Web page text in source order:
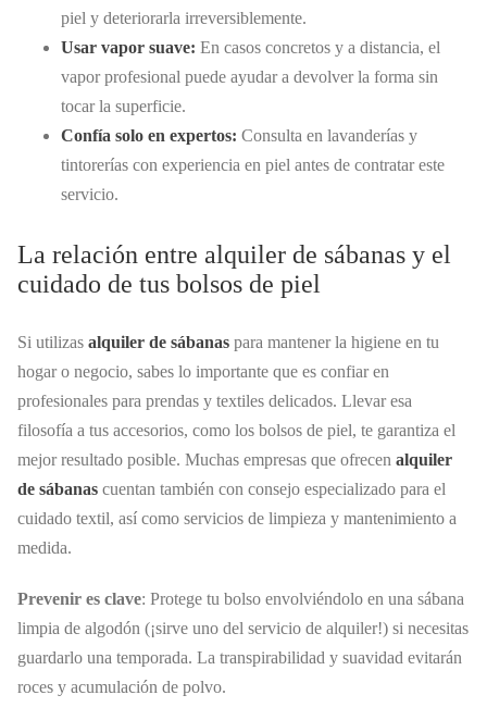
piel y deteriorarla irreversiblemente.
Usar vapor suave: En casos concretos y a distancia, el
vapor profesional puede ayudar a devolver la forma sin
tocar la superficie.
Confía solo en expertos: Consulta en lavanderías y
tintorerías con experiencia en piel antes de contratar este
servicio.
La relación entre alquiler de sábanas y el
cuidado de tus bolsos de piel
Si utilizas alquiler de sábanas para mantener la higiene en tu
hogar o negocio, sabes lo importante que es confiar en
profesionales para prendas y textiles delicados. Llevar esa
filosofía a tus accesorios, como los bolsos de piel, te garantiza el
mejor resultado posible. Muchas empresas que ofrecen alquiler
de sábanas cuentan también con consejo especializado para el
cuidado textil, así como servicios de limpieza y mantenimiento a
medida.
Prevenir es clave: Protege tu bolso envolviéndolo en una sábana
limpia de algodón (¡sirve uno del servicio de alquiler!) si necesitas
guardarlo una temporada. La transpirabilidad y suavidad evitarán
roces y acumulación de polvo.